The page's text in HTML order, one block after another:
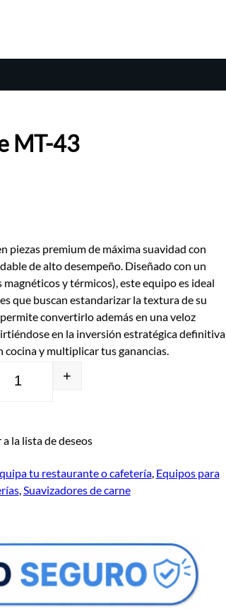
MT-43
piezas premium de máxima suavidad con
de alto desempeño. Diseñado con un
y térmicos), este equipo es ideal
que buscan estandarizar la textura de su
convertirlo además en una veloz
en la inversión estratégica definitiva
y multiplicar tus ganancias.
+
la lista de deseos
tu restaurante o cafetería, Equipos para
, Suavizadores de carne